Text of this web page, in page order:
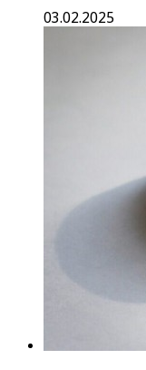
03.02.2025